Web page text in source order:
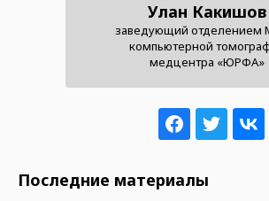
Улан Какишов
заведующий отделением
компьютерной
медцентра «ЮРФА»
Последние материалы